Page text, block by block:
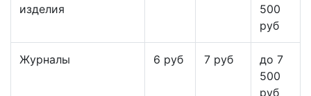
изделия
500
руб
Журналы 6 руб 7 руб
до 7
500
руб